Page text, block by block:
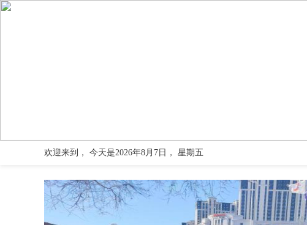
欢迎来到 ， 今天是2026年8月 7 日， 星期五